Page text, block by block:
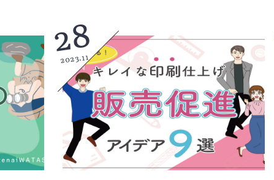
28
2023.11